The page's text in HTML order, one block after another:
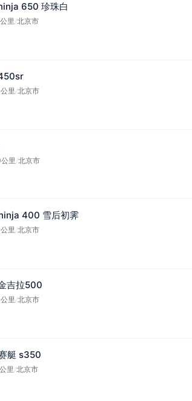
650 珍珠白
里/北京市
里/北京市
里/北京市
400 雪后初霁
里/北京市
吉拉500
里 /北京市
艇 s350
里/北京市